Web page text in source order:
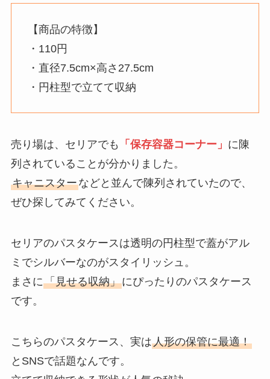
【商品の特徴】
・110円
・直径7.5cm×高さ27.5cm
・円柱型で立てて収納
売り場は、セリアでも 「保存容器コーナー」 に陳
列されていることが分かりました。
キャニスターなどと並んで陳列されていたので、
ぜひ探してみてください。
セリアのパスタケースは透明の円柱型で蓋がアル
ミでシルバーなのがスタイリッシュ。
まさに「見せる収納」にぴったりのパスタケース
です。
こちらのパスタケース、実は人形の保管に最適！
とSNSで話題なんです。